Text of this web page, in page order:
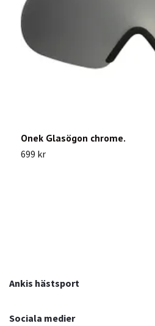
Onek Glasögon chrome.
699 kr
Ankis hästsport
Sociala medier